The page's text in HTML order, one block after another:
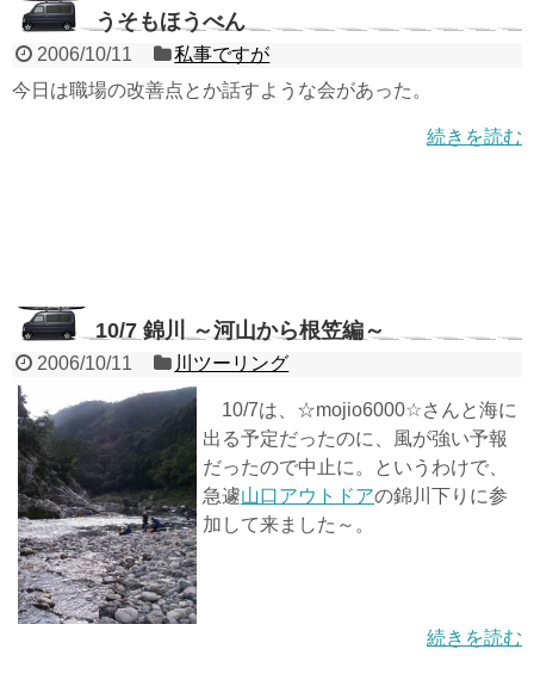
うそもほうべん
2006/10/11
私事ですが
今日は職場の改善点とか話すような会があった。
続きを読む
10/7 錦川 ～河山から根笠編～
2006/10/11 川ツーリング
10/7は、☆mojio6000☆さんと海に
出る予定だったのに、風が強い予報
だったので中止に。というわけで、
急遽山口アウトドアの錦川下りに参
加して来ました～。
続きを読む